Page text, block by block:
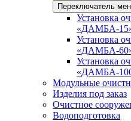
Переключатель
Установка
«ДАМБА-
Установка
«ДАМБА-
Установка
«ДАМБА-
Модульные
Изделия под заказ
Очистное
Водоподготовка